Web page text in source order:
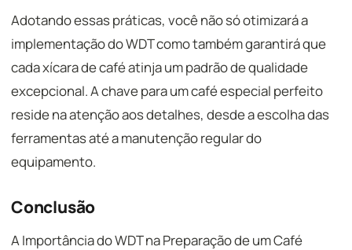
Adotando essas práticas, você não só otimizará a
implementação do WDT como também garantirá que
cada xícara de café atinja um padrão de qualidade
excepcional. A chave para um café especial perfeito
reside na atenção aos detalhes, desde a escolha das
ferramentas até a manutenção regular do
equipamento.
Conclusão
A Importância do WDT na Preparação de um Café